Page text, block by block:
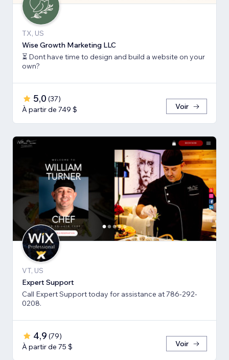
TX, US
Wise Growth Marketing LLC
⏳ Dont have time to design and build a website on your
own?
5,0 (37)
À partir de 749 $
Voir
VT, US
Expert Support
Call Expert Support today for assistance at 786-292-
0208.
4,9 (79)
À partir de 75 $
Voir